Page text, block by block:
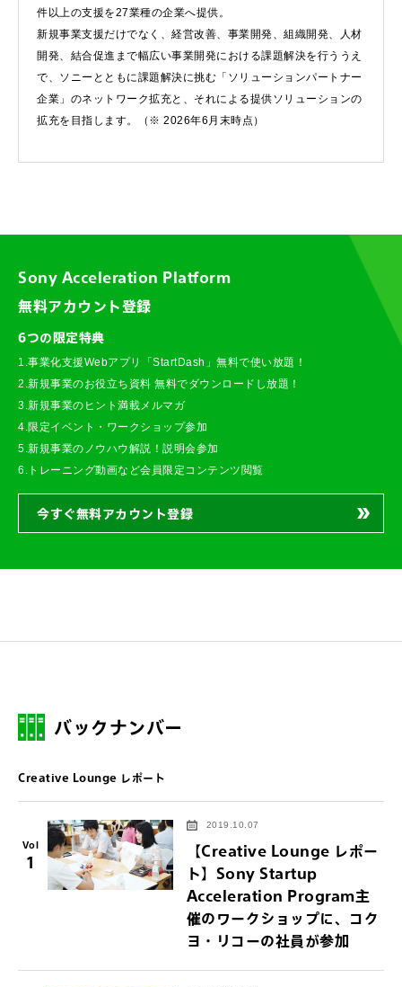
件以上の支援を27業種の企業へ提供。
新規事業支援だけでなく、経営改善、事業開発、組織開発、人材
開発、結合促進まで幅広い事業開発における課題解決を行ううえ
で、ソニーとともに課題解決に挑む「ソリューションパートナー
企業」のネットワーク拡充と、それによる提供ソリューションの
拡充を目指します。（※ 2026年6月末時点）
Sony Acceleration Platform
無料アカウント登録
6つの限定特典
1.事業化支援Webアプリ「StartDash」無料で使い放題！
2.新規事業のお役立ち資料 無料でダウンロードし放題！
3.新規事業のヒント満載メルマガ
4.限定イベント・ワークショップ参加
5.新規事業のノウハウ解説！説明会参加
6.トレーニング動画など会員限定コンテンツ閲覧
今すぐ無料アカウント登録
バックナンバー
Creative Lounge レポート
Vol
1
2019.10.07
【Creative Lounge レポー
ト】Sony Startup
Acceleration Program主
催のワークショップに、コク
ヨ・リコーの社員が参加